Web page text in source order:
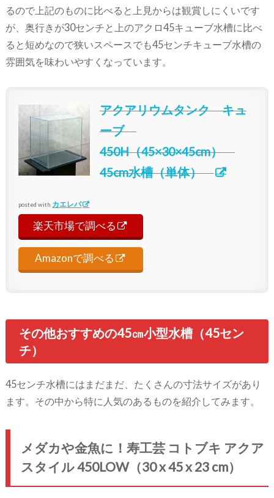
るので上記のものに比べると上見からは観賞しにくいです
が、奥行きが30センチと上のアクロ45キューブ水槽に比べ
ると短めなので狭いスペースでも45センチキューブ水槽の
雰囲気を味わいやすくなっています。
アクアリウムタンク キュ
ーブ
450H（45×30×45cm）
45cm水槽（単体）
posted with カエレバ
楽天市場で調べる
Amazonで調べる
その他おすすめの45㎝小型水槽（45セン
チ）
45センチ水槽にはまだまだ、たくさんの寸法サイズがあり
ます。その中から特に人気のあるものを紹介してみます。
メダカや金魚に！寿工芸 コトブキ アクア
スタイル 450LOW（30 x 45 x 23 cm）